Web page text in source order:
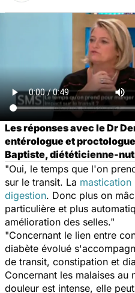
Les réponses avec le Dr
entérologue et
Baptiste, diététicienne-
"Oui, le temps que l'on
sur le transit. La mastication
digestion. Donc plus on
particulière et plus
amélioration des selles."
"Concernant le lien entre
diabète évolué
de transit, constipation et
Concernant les malaises au
douleur est intense, elle